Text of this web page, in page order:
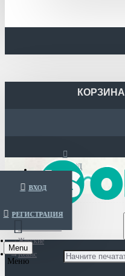
КОРЗИНА
ВХОД
ВХОД
РЕГИСТРАЦИЯ
Menu
Женские
Reasic